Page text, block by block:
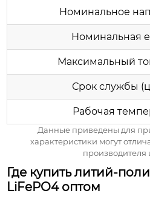
Номинальное
Номинальная
Максимальный
Срок службы
Рабочая
Данные приведены для
характеристики могут
производителя
Где купить литий-
LiFePO4 оптом